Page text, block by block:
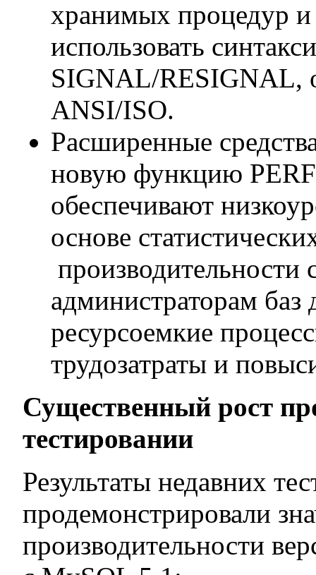
хранимых процедур и
использовать
SIGNAL/RESIGNAL,
ANSI/ISO.
Расширенные
новую функцию
обеспечивают
основе
производительности
администраторам
ресурсоемкие
трудозатраты и
Существенный рост
тестировании
Результаты недавних
продемонстрировали
производительности